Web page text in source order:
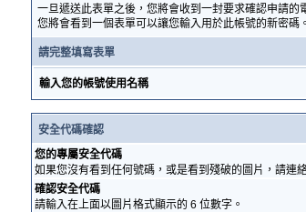
一旦遞送此表單之後，您將會收到一封要求確認申請
您將會看到一個表單可以讓您輸入用於此帳號的新密碼。
請完整填寫表單
輸入您的帳號使用名稱
安全代碼確認
您的專屬安全代碼
如果您沒有看到任何號碼，或是看到殘破的圖片，請連
確認安全代碼
請輸入在上面以圖片格式顯示的 6 位數字。